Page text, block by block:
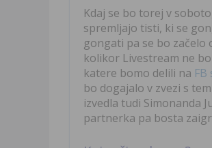
Kdaj se bo torej v
spremljajo tisti, ki se
gongati pa se bo začelo
kolikor Livestream ne
katere bomo delili na
bo dogajalo v zvezi s
izvedla tudi Simonanda
partnerka pa bosta